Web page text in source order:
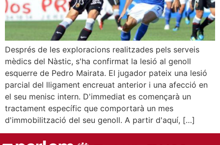
Després de les exploracions realitzades pels serveis
mèdics del Nàstic, s'ha confirmat la lesió al genoll
esquerre de Pedro Mairata. El jugador pateix una lesió
parcial del lligament encreuat anterior i una afecció en
el seu menisc intern. D'immediat es començarà un
tractament específic que comportarà un mes
d'immobilització del seu genoll. A partir d'aquí, […]